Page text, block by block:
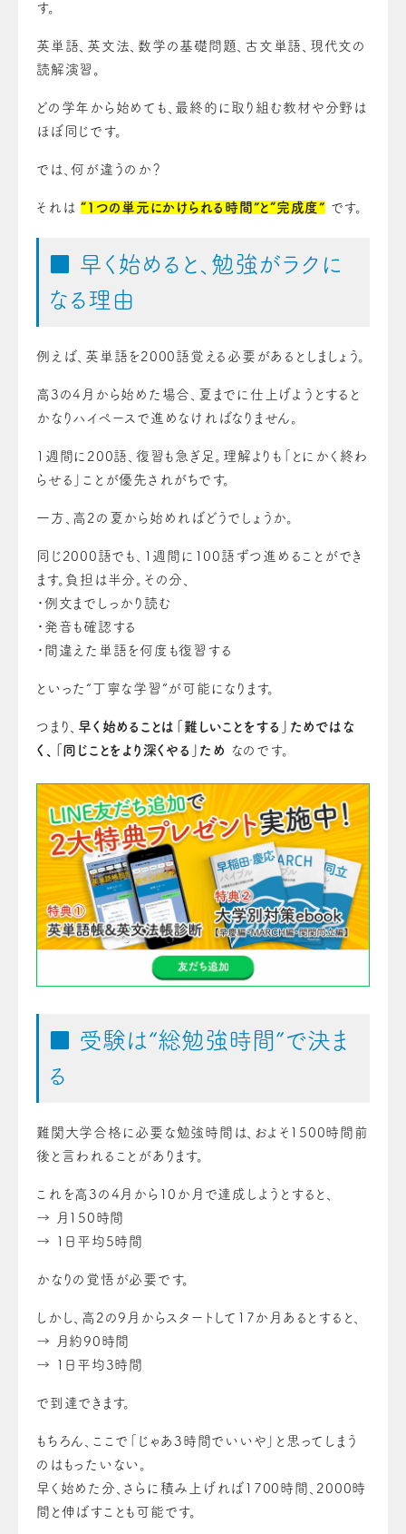
す。
英単語、英文法、数学の基礎問題、古文単語、現代文の
読解演習。
どの学年から始めても、最終的に取り組む教材や分野は
ほぼ同じです。
では、何が違うのか？
それは “1つの単元にかけられる時間”と“完成度” です。
■ 早く始めると、勉強がラクに
なる理由
例えば、英単語を2000語覚える必要があるとしましょう。
高3の4月から始めた場合、夏までに仕上げようとすると
かなりハイペースで進めなければなりません。
1週間に200語、復習も急ぎ足。理解よりも「とにかく終わ
らせる」ことが優先されがちです。
一方、高2の夏から始めればどうでしょうか。
同じ2000語でも、1週間に100語ずつ進めることができ
ます。負担は半分。その分、
・例文までしっかり読む
・発音も確認する
・間違えた単語を何度も復習する
といった“丁寧な学習”が可能になります。
つまり、 早く始めることは「難しいことをする」ためではな
く、「同じことをより深くやる」ため
なのです。
■ 受験は“総勉強時間”で決ま
る
難関大学合格に必要な勉強時間は、およそ1500時間前
後と言われることがあります。
これを高3の4月から10か月で達成しようとすると、
→ 月150時間
→ 1日平均5時間
かなりの覚悟が必要です。
しかし、高2の9月からスタートして17か月あるとすると、
→ 月約90時間
→ 1日平均3時間
で到達できます。
もちろん、ここで「じゃあ3時間でいいや」と思ってしまう
のはもったいない。
早く始めた分、さらに積み上げれば1700時間、2000時
間と伸ばすことも可能です。